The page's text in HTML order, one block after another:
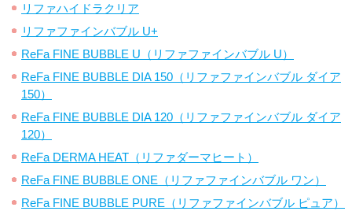
リファハイドラクリア
リファファインバブル U+
ReFa FINE BUBBLE U（リファファインバブル U）
ReFa FINE BUBBLE DIA 150（リファファインバブル ダイア
150）
ReFa FINE BUBBLE DIA 120（リファファインバブル ダイア
120）
ReFa DERMA HEAT（リファダーマヒート）
ReFa FINE BUBBLE ONE（リファファインバブル ワン）
ReFa FINE BUBBLE PURE（リファファインバブル ピュア）